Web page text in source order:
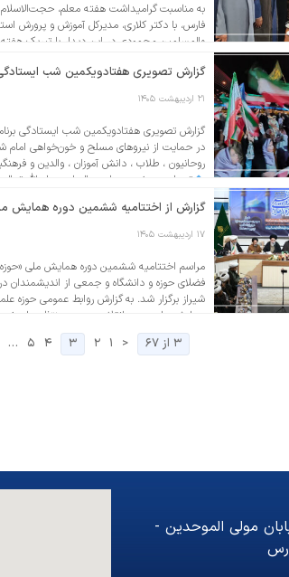
به مناسبت گرامیداشت هفته معلم،
فارس، با دکتر کلاری، مدیرکل آموزش و پرورش
والمسلمین محمودی در این دیدار با تبریک
گزارش تصویری هفتادویکمین شب
۲۱ اردیبهشت ۱۴۰۵
گزارش تصویری هفتادویکمین شب ایستادگی
در حمایت از نیروهای مسلح و خون‌خواهی امام
روحانیون ، طلاب ، دانش آموزان ، والدین و
توسل به حضرت صاحب الزمان عجل الله
گزارش از اختتامیه ششمین دوره همایش
۱۷ اردیبهشت ۱۴۰۵
مراسم اختتامیه ششمین دوره همایش ملی «حوزه
فضلای حوزه و دانشگاه و جمعی از
شیراز برگزار شد. به گزارش روابط عمومی حوزه
همایش ملی «حوزه انقلابی و حوزه منتظر» با
۳ از ۶۷ < ۱ ۲ ۳ ۴ ۵ …
مولی الموحدین -